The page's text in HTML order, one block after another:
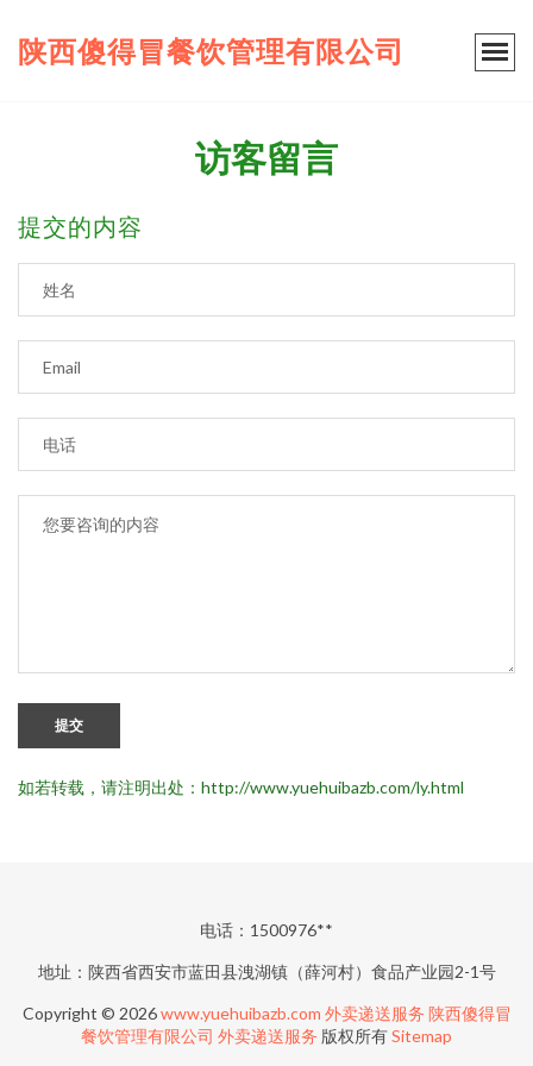
陕西傻得冒餐饮管理有限公司
访客留言
提交的内容
提交
如若转载，请注明出处：http://www.yuehuibazb.com/ly.html
电话：1500976**
地址：陕西省西安市蓝田县洩湖镇（薛河村）食品产业园2-1号
Copyright © 2026www.yuehuibazb.com 外卖递送服务 陕西傻得冒
餐饮管理有限公司 外卖递送服务 版权所有Sitemap